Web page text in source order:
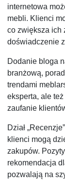
internetowa
mebli. Klienci
co zwiększa ich
doświadczenie
Dodanie bloga
branżową,
trendami
eksperta, ale
zaufanie
Dział
klienci mogą
zakupów.
rekomendacja
pozwalają na